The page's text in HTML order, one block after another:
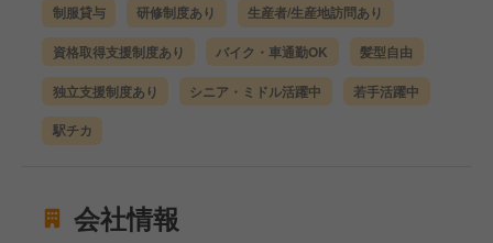
制服貸与 研修制度あり 生産者/生産地訪問あり
資格取得支援制度あり バイク・車通勤OK 髪型自由
独立支援制度あり シニア・ミドル活躍中 若手活躍中
駅チカ
会社情報